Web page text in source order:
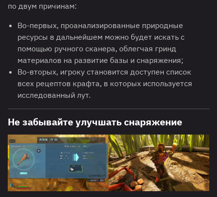
по двум причинам:
Во-первых, проанализированные природные
ресурсы в дальнейшем можно будет искать с
помощью ручного сканера, облегчая гринд
материалов на развитие базы и снаряжения;
Во-вторых, игроку становится доступен список
всех рецептов крафта, в которых используется
исследованный лут.
Не забывайте улучшать снаряжение